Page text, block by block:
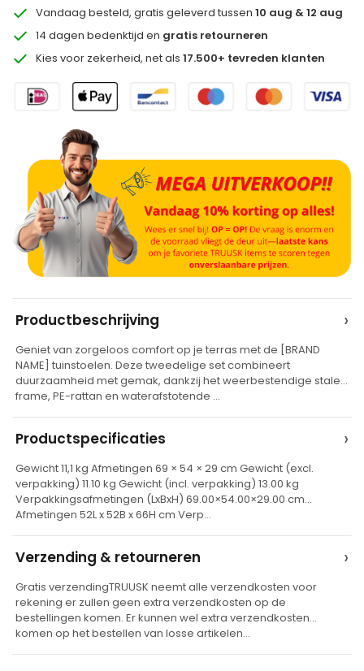
Vandaag besteld, gratis geleverd tussen10 aug & 12 aug
14 dagen bedenktijd en gratis retourneren
Kies voor zekerheid, net als17.500+ tevreden klanten
t
e
r
a
t
v
e
Productbeschrijving ›
Geniet van zorgeloos comfort op je terras met de [BRAND
NAME] tuinstoelen. Deze tweedelige set combineert
duurzaamheid met gemak, dankzij het weerbestendige stalen
frame, PE-rattan en waterafstotende …
Productspecificaties ›
Gewicht 11,1 kg Afmetingen 69 × 54 × 29 cm Gewicht (excl.
verpakking) 11.10 kg Gewicht (incl. verpakking) 13.00 kg
Verpakkingsafmetingen (LxBxH) 69.00×54.00×29.00 cm
Afmetingen 52L x 52B x 66H cm Verp…
Verzending & retourneren ›
Gratis verzendingTRUUSK neemt alle verzendkosten voor
rekening er zullen geen extra verzendkosten op de
bestellingen komen. Er kunnen wel extra verzendkosten
komen op het bestellen van losse artikelen…